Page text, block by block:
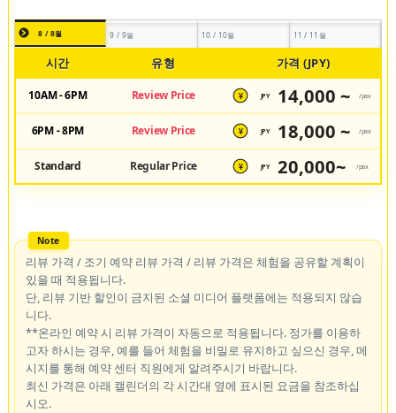
8 / 8월 9 / 9월 10 / 10월 11 / 11월
시간 유형 가격 (JPY)
10AM - 6PM Review Price ¥ JPY 14,000 ~ /pax
6PM - 8PM Review Price ¥ JPY 18,000 ~ /pax
Standard Regular Price ¥ JPY 20,000~ /pax
리뷰 가격 / 조기 예약 리뷰 가격 / 리뷰 가격은 체험을 공유할 계획이
있을 때 적용됩니다.
단, 리뷰 기반 할인이 금지된 소셜 미디어 플랫폼에는 적용되지 않습
니다.
**온라인 예약 시 리뷰 가격이 자동으로 적용됩니다. 정가를 이용하
고자 하시는 경우, 예를 들어 체험을 비밀로 유지하고 싶으신 경우, 메
시지를 통해 예약 센터 직원에게 알려주시기 바랍니다.
최신 가격은 아래 캘린더의 각 시간대 옆에 표시된 요금을 참조하십
시오.